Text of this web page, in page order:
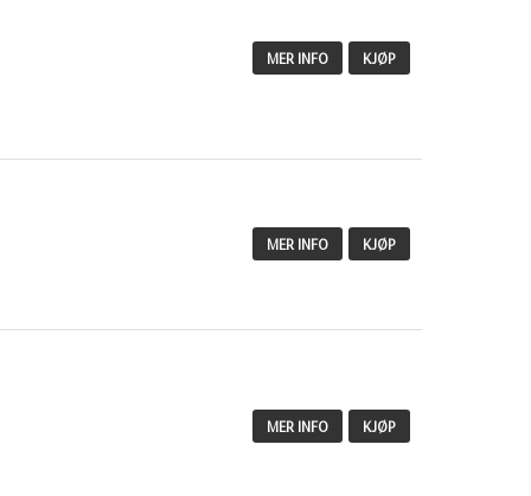
KJØP
MER INFO
KJØP
MER INFO
KJØP
MER INFO